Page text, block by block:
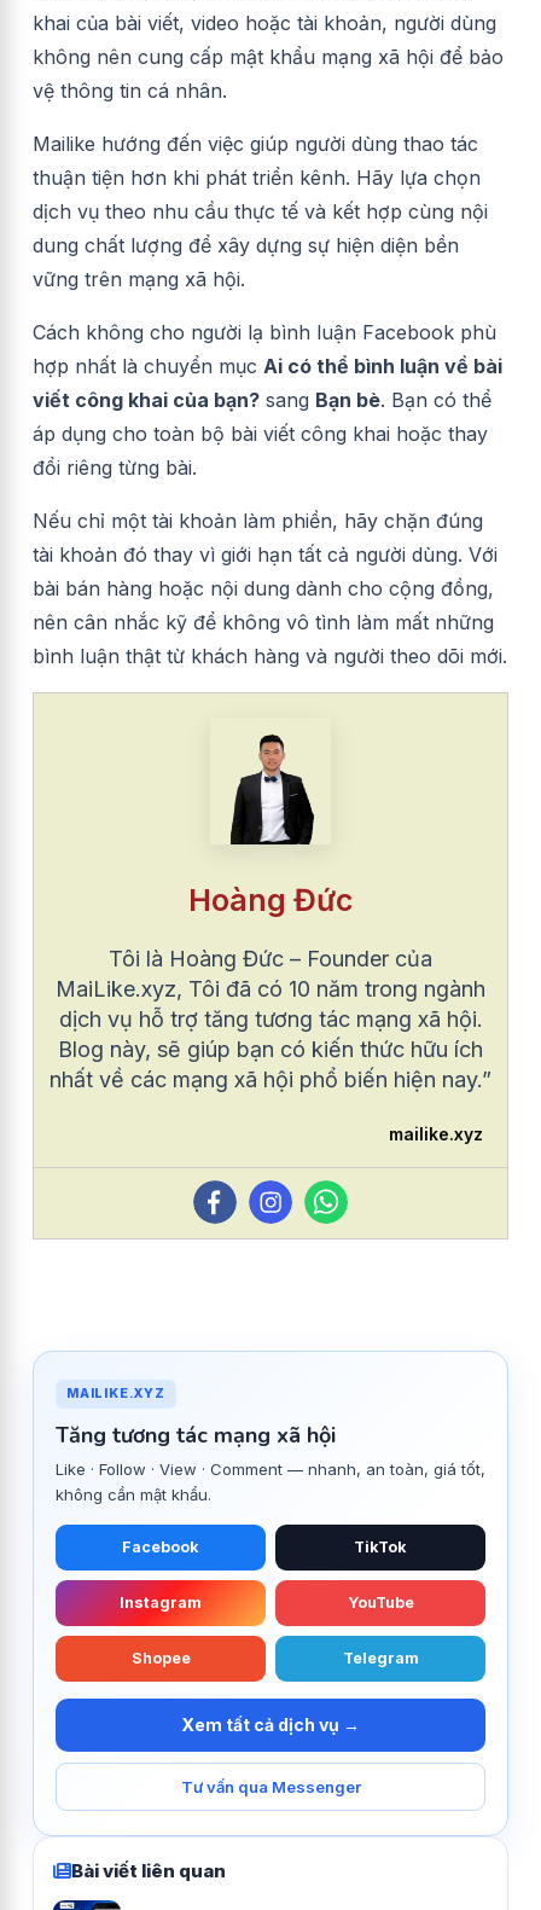
khai của bài viết, video hoặc tài khoản, người dùng
không nên cung cấp mật khẩu mạng xã hội để bảo
vệ thông tin cá nhân.
Mailike hướng đến việc giúp người dùng thao tác
thuận tiện hơn khi phát triển kênh. Hãy lựa chọn
dịch vụ theo nhu cầu thực tế và kết hợp cùng nội
dung chất lượng để xây dựng sự hiện diện bền
vững trên mạng xã hội.
Cách không cho người lạ bình luận Facebook phù
hợp nhất là chuyển mục Ai có thể bình luận về bài
viết công khai của bạn? sang Bạn bè. Bạn có thể
áp dụng cho toàn bộ bài viết công khai hoặc thay
đổi riêng từng bài.
Nếu chỉ một tài khoản làm phiền, hãy chặn đúng
tài khoản đó thay vì giới hạn tất cả người dùng. Với
bài bán hàng hoặc nội dung dành cho cộng đồng,
nên cân nhắc kỹ để không vô tình làm mất những
bình luận thật từ khách hàng và người theo dõi mới.
Hoàng Đức
Tôi là Hoàng Đức – Founder của
MaiLike.xyz, Tôi đã có 10 năm trong ngành
dịch vụ hỗ trợ tăng tương tác mạng xã hội.
Blog này, sẽ giúp bạn có kiến thức hữu ích
nhất về các mạng xã hội phổ biến hiện nay.”
mailike.xyz
MAILIKE.XYZ
Tăng tương tác mạng xã hội
Like · Follow · View · Comment — nhanh, an toàn, giá tốt,
không cần mật khẩu.
Facebook TikTok
Instagram YouTube
Shopee Telegram
Xem tất cả dịch vụ →
Tư vấn qua Messenger
Bài viết liên quan